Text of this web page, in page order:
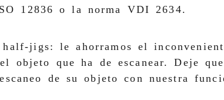
12836 o la norma VDI 2634.
jigs: le ahorramos el
objeto que ha de escanear. Deje
de su objeto con nuestra